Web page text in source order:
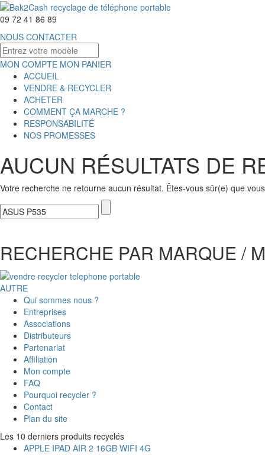
09 72 41 86 89
NOUS CONTACTER
MON COMPTE MON PANIER
ACCUEIL
VENDRE & RECYCLER
ACHETER
COMMENT ÇA MARCHE ?
RESPONSABILITÉ
NOS PROMESSES
AUCUN RÉSULTATS DE
Votre recherche ne retourne aucun résultat. Êtes-vous sûr(e) que
RECHERCHE PAR MARQUE /
AUTRE
Qui sommes nous ?
Entreprises
Associations
Distributeurs
Partenariat
Affiliation
Mon compte
FAQ
Pourquoi recycler ?
Contact
Plan du site
Les 10 derniers produits recyclés
APPLE IPAD AIR 2 16GB WIFI 4G